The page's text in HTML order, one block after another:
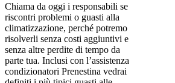
Chiama da oggi i responsabili se
riscontri problemi o guasti alla
climatizzazione, perché potremo
risolverli senza costi aggiuntivi e
senza altre perdite di tempo da
parte tua. Inclusi con l’assistenza
condizionatori Prenestina vedrai